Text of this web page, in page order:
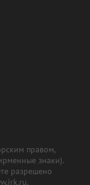
правом,
знаки).
разрешено